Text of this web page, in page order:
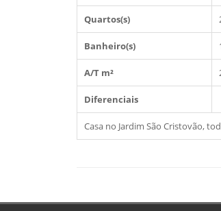
Quartos(s)
Banheiro(s)
A/T m²
Diferenciais
Casa no Jardim São Cristovão,